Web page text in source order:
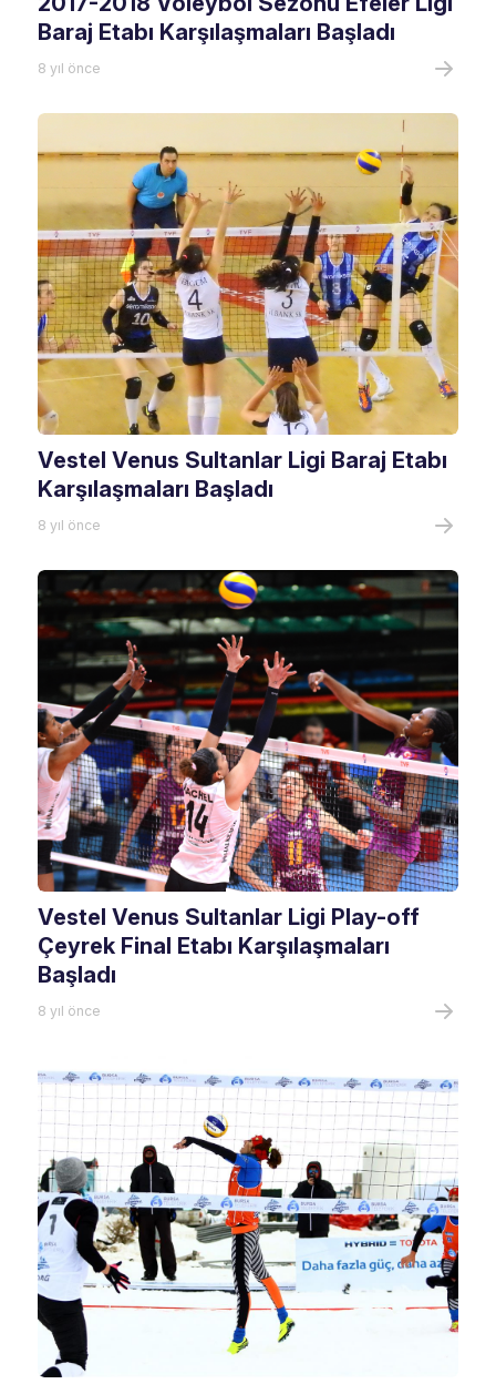
Baraj Etabı Karşılaşmaları Başladı
8 yıl önce
Vestel Venus Sultanlar Ligi Baraj Etabı
Karşılaşmaları Başladı
8 yıl önce
Vestel Venus Sultanlar Ligi Play-off
Çeyrek Final Etabı Karşılaşmaları
Başladı
8 yıl önce